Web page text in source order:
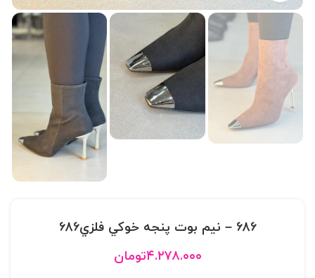
686 – نيم بوت پنجه خوکي فلزي686
۴.۲۷۸.۰۰۰تومان